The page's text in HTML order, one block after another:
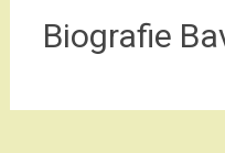
Biografie